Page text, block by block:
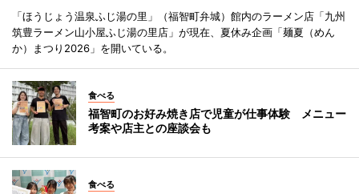
「ほうじょう温泉ふじ湯の里」（福智町弁城）館内のラーメン店「九州
筑豊ラーメン山小屋ふじ湯の里店」が現在、夏休み企画「麺夏（めん
か）まつり2026」を開いている。
食べる
福智町のお好み焼き店で児童が仕事体験 メニュー
考案や店主との座談会も
食べる